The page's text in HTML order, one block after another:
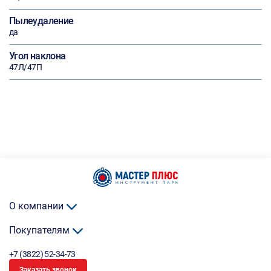
Пылеудаление
да
Угол наклона
47Л/47П
О компании
Покупателям
+7 (3822) 52-34-73